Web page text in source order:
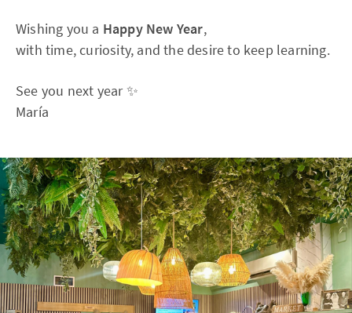
Wishing you a Happy New Year,
with time, curiosity, and the desire to keep learning.
See you next year ✨
María